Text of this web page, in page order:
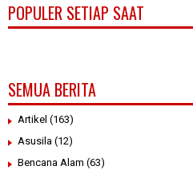
POPULER SETIAP SAAT
SEMUA BERITA
Artikel (163)
Asusila (12)
Bencana Alam (63)